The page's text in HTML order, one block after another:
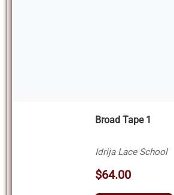
Broad Tape 1
Idrija Lace School
$64.00